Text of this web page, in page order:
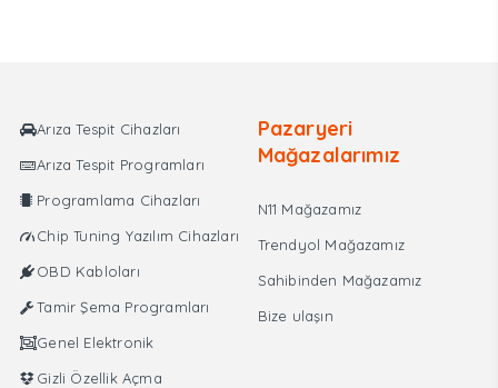
Arıza Tespit Cihazları
Arıza Tespit Programları
Programlama Cihazları
Chip Tuning Yazılım Cihazları
OBD Kabloları
Tamir Şema Programları
Genel Elektronik
Gizli Özellik Açma
Pazaryeri
Mağazalarımız
N11 Mağazamız
Trendyol Mağazamız
Sahibinden Mağazamız
Bize ulaşın